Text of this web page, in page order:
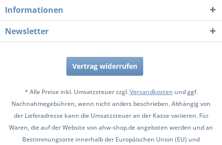
Informationen
Newsletter
Vertrag widerrufen
* Alle Preise inkl. Umsatzsteuer zzgl.Versandkosten und ggf.
Nachnahmegebühren, wenn nicht anders beschrieben. Abhängig von
der Lieferadresse kann die Umsatzsteuer an der Kasse variieren. Für
Waren, die auf der Website von ahw-shop.de angeboten werden und an
Bestimmungsorte innerhalb der Europäischen Union (EU) und